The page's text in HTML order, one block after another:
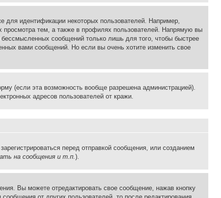
для идентификации некоторых пользователей. Например,
просмотра тем, а также в профилях пользователей. Напрямую вы
сообщений только лишь для того, чтобы быстрее
вами сообщений. Но если вы очень хотите изменить свое
(если эта возможность вообще разрешена администрацией).
адресов пользователей от кражи.
перед отправкой сообщения, или созданием
на сообщения и т.п.).
Вы можете отредактировать свое сообщение, нажав кнопку